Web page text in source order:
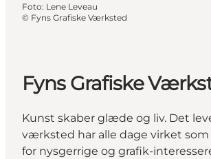
Foto: Lene Leveau
© Fyns Grafiske Værksted
Fyns Grafiske
Kunst skaber glæde og liv. Det
værksted har alle dage virket
for nysgerrige og grafik-